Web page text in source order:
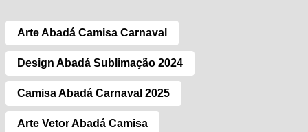
Arte Abadá Camisa Carnaval
Design Abadá Sublimação 2024
Camisa Abadá Carnaval 2025
Arte Vetor Abadá Camisa